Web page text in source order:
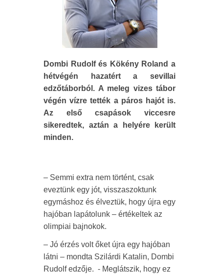
Dombi Rudolf és Kökény Roland a
hétvégén hazatért a sevillai
edzőtáborból. A meleg vizes tábor
végén vízre tették a páros hajót is.
Az első csapások viccesre
sikeredtek, aztán a helyére került
minden.
– Semmi extra nem történt, csak
eveztünk egy jót, visszaszoktunk
egymáshoz és élveztük, hogy újra egy
hajóban lapátolunk – értékeltek az
olimpiai bajnokok.
– Jó érzés volt őket újra egy hajóban
látni – mondta Szilárdi Katalin, Dombi
Rudolf edzője. - Meglátszik, hogy ez